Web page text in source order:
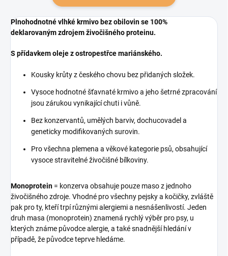
Plnohodnotné vlhké krmivo bez obilovin se 100%
deklarovaným zdrojem živočišného proteinu.
S přídavkem oleje z ostropestřce mariánského.
Kousky krůty z českého chovu bez přidaných složek.
Vysoce hodnotné šťavnaté krmivo a jeho šetrné zpracování
jsou zárukou vynikající chuti i vůně.
Bez konzervantů, umělých barviv, dochucovadel a
geneticky modifikovaných surovin.
Pro všechna plemena a věkové kategorie psů, obsahující
vysoce stravitelné živočišné bílkoviny.
Monoprotein = konzerva obsahuje pouze maso z jednoho
živočišného zdroje. Vhodné pro všechny pejsky a kočičky, zvláště
pak pro ty, kteří trpí různými alergiemi a nesnášenlivostí. Jeden
druh masa (monoprotein) znamená rychlý výběr pro psy, u
kterých známe původce alergie, a také snadnější hledání v
případě, že původce teprve hledáme.